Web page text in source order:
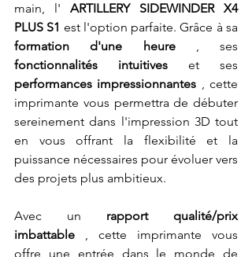
main, l' ARTILLERY SIDEWINDER X4
PLUS S1
formation d'une heure
fonctionnalités intuitives
performances impressionnantes , cette
imprimante vous permettra de débuter
sereinement dans l'impression 3D tout
en vous offrant la flexibilité et la
puissance nécessaires pour évoluer vers
des projets plus ambitieux.
Avec un rapport qualité/prix
imbattable , cette imprimante vous
offre une entrée dans le monde de